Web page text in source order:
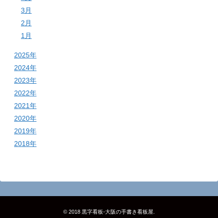
3月
2月
1月
2025年
2024年
2023年
2022年
2021年
2020年
2019年
2018年
© 2018 黒字看板‐大阪の手書き看板屋